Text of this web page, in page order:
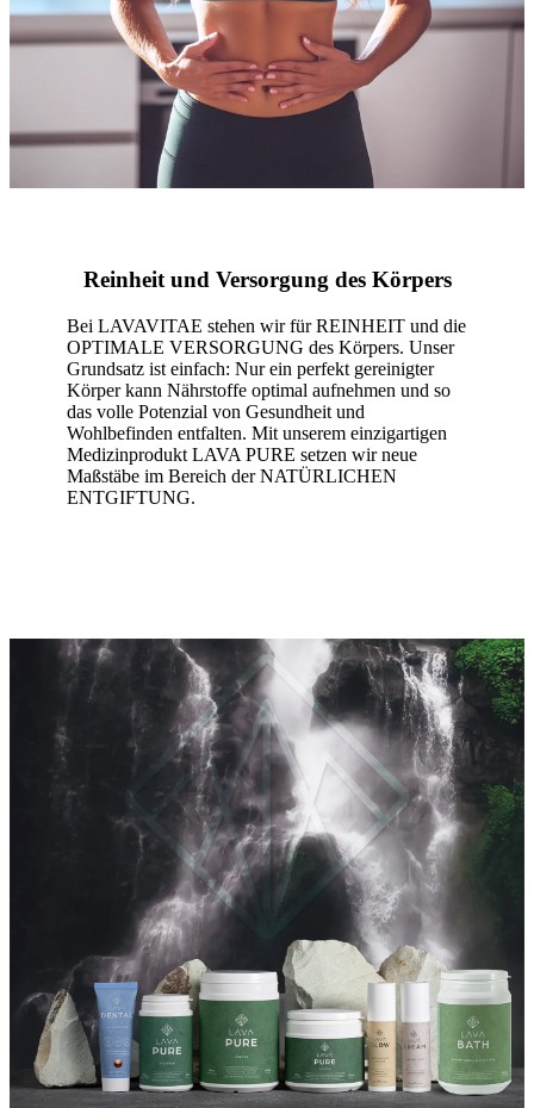
Reinheit und Versorgung des Körpers
Bei LAVAVITAE stehen wir für REINHEIT und die
OPTIMALE VERSORGUNG des Körpers. Unser
Grundsatz ist einfach: Nur ein perfekt gereinigter
Körper kann Nährstoffe optimal aufnehmen und so
das volle Potenzial von Gesundheit und
Wohlbefinden entfalten. Mit unserem einzigartigen
Medizinprodukt LAVA PURE setzen wir neue
Maßstäbe im Bereich der NATÜRLICHEN
ENTGIFTUNG.